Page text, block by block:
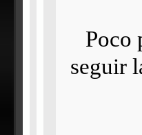
Poco
seguir